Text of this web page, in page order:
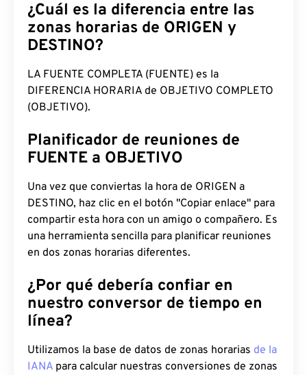
¿Cuál es la diferencia entre las
zonas horarias de ORIGEN y
DESTINO?
LA FUENTE COMPLETA (FUENTE) es la
DIFERENCIA HORARIA de OBJETIVO COMPLETO
(OBJETIVO).
Planificador de reuniones de
FUENTE a OBJETIVO
Una vez que conviertas la hora de ORIGEN a
DESTINO, haz clic en el botón "Copiar enlace" para
compartir esta hora con un amigo o compañero. Es
una herramienta sencilla para planificar reuniones
en dos zonas horarias diferentes.
¿Por qué debería confiar en
nuestro conversor de tiempo en
línea?
Utilizamos la base de datos de zonas horarias de la
IANA para calcular nuestras conversiones de zonas